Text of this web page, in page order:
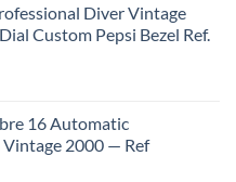
Diver Vintage
Custom Pepsi Bezel Ref.
16 Automatic
2000 — Ref